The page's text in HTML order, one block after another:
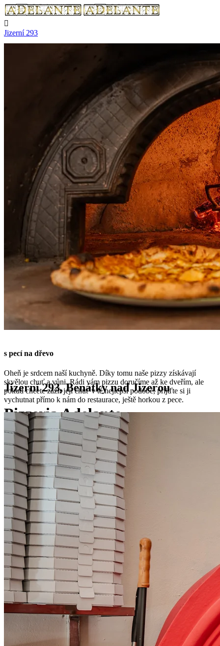

Jizerní 293
+420 604 499 050
Kontakt
Přihlásit se
Jizerní 293, Benátky nad Jizerou
Pizzeria Adelante
Jediná pizza s pecí na dřevo v Benátkách a blízkém
okolí
Objednat online  +420 604 499 050
Sledujte nás na sítích!

Přihlaste se a sbírejte body!
s pecí na dřevo
Oheň je srdcem naší kuchyně. Díky tomu naše pizzy získávají
skvělou chuť a vůni. Rádi vám pizzu doručíme až ke dveřím, ale
pokud chcete zažít její chuť v té nejlepší podobě, přijďte si ji
vychutnat přímo k nám do restaurace, ještě horkou z pece.